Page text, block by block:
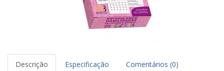
Descrição Especificação Comentários (0)